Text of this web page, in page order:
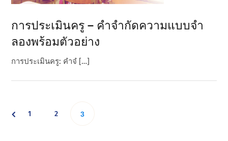
การประเมินครู – คําจํากัดความแบบจํา
ลองพร้อมตัวอย่าง
การประเมินครู: คําจํ […]
Go
1 Go
2 Go
3